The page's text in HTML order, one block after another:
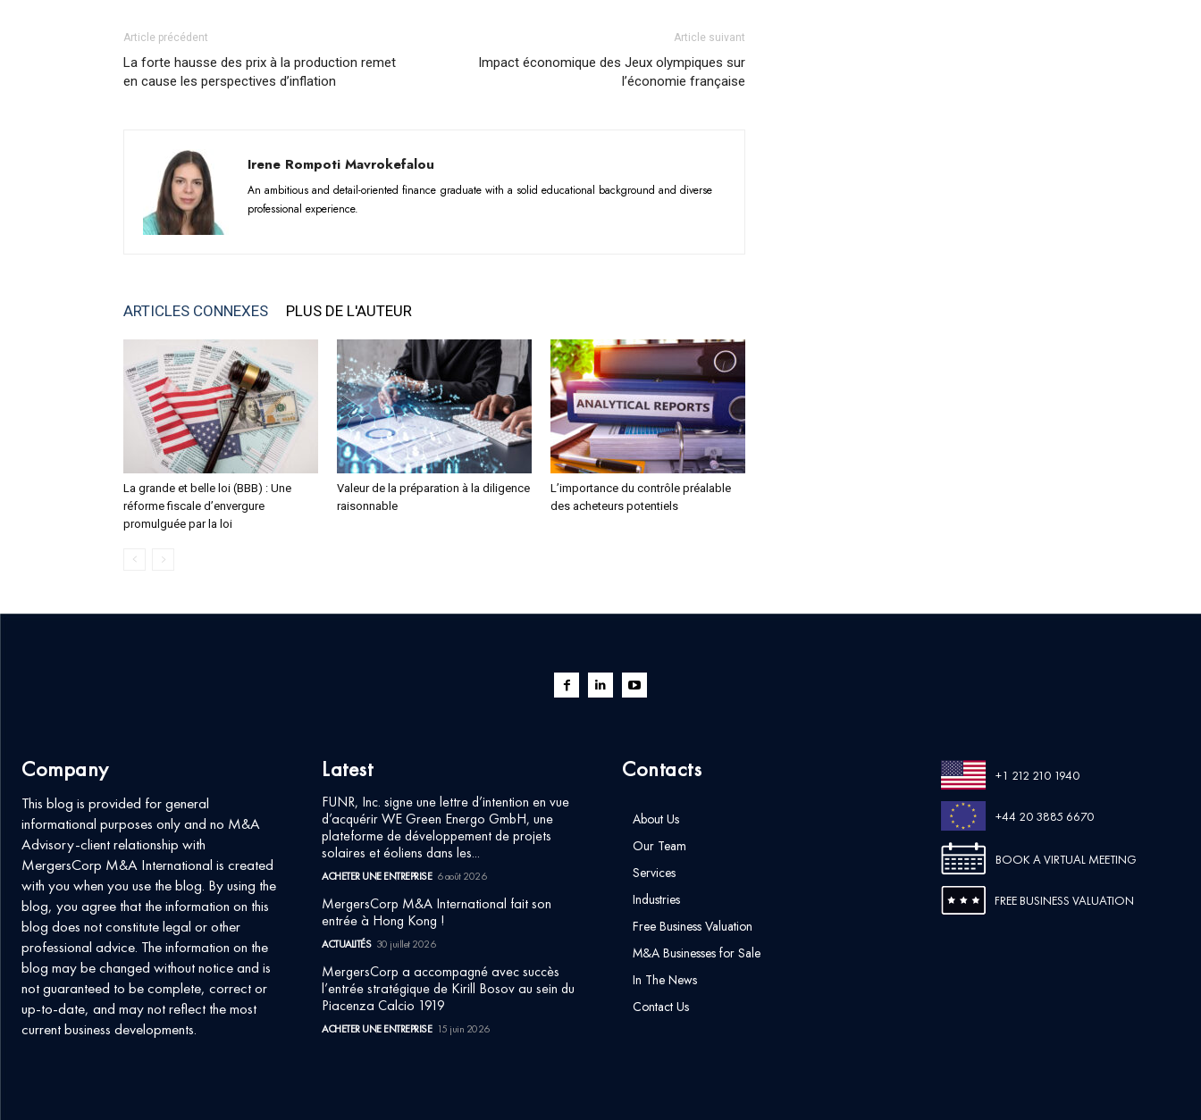
Article précédent
La forte hausse des prix à la production remet
en cause les perspectives d’inflation
Article suivant
Impact économique des Jeux olympiques sur
l’économie française
Irene Rompoti Mavrokefalou
An ambitious and detail-oriented finance graduate with a solid educational background and diverse
professional experience.
ARTICLES CONNEXES PLUS DE L'AUTEUR
La grande et belle loi (BBB) : Une
réforme fiscale d’envergure
promulguée par la loi
Valeur de la préparation à la diligence
raisonnable
L’importance du contrôle préalable
des acheteurs potentiels
Company
This blog is provided for general
informational purposes only and no M&A
Advisory-client relationship with
MergersCorp M&A International is created
with you when you use the blog. By using the
blog, you agree that the information on this
blog does not constitute legal or other
professional advice. The information on the
blog may be changed without notice and is
not guaranteed to be complete, correct or
up-to-date, and may not reflect the most
current business developments.
Latest
FUNR, Inc. signe une lettre d’intention en vue
d’acquérir WE Green Energo GmbH, une
plateforme de développement de projets
solaires et éoliens dans les...
ACHETER UNE ENTREPRISE 6 août 2026
MergersCorp M&A International fait son
entrée à Hong Kong !
ACTUALITÉS 30 juillet 2026
MergersCorp a accompagné avec succès
l’entrée stratégique de Kirill Bosov au sein du
Piacenza Calcio 1919
ACHETER UNE ENTREPRISE 15 juin 2026
Contacts
About Us
Our Team
Services
Industries
Free Business Valuation
M&A Businesses for Sale
In The News
Contact Us
+1 212 210 1940
+44 20 3885 6670
BOOK A VIRTUAL MEETING
FREE BUSINESS VALUATION